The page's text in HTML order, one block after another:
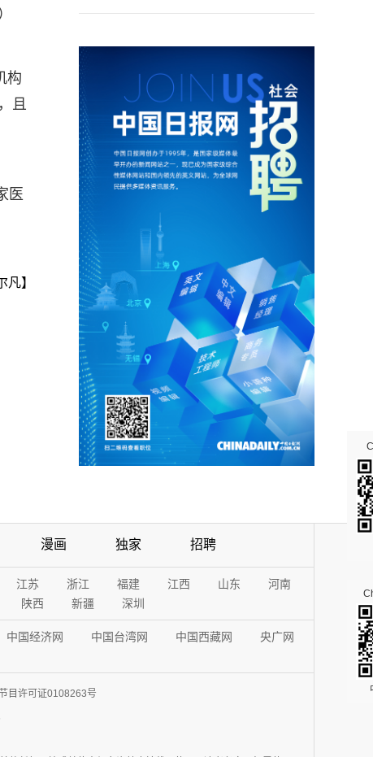
构
且
医
凡】
漫画 独家 招聘
江苏 浙江 福建 江西 山东
河南
陕西 新疆 深圳
中国经济网 中国台湾网 中国西藏网
央广网
目许可证0108263号